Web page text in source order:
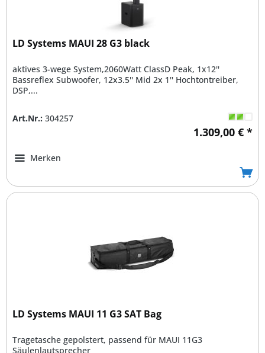
LD Systems MAUI 28 G3 black
aktives 3-wege System,2060Watt ClassD Peak, 1x12''
Bassreflex Subwoofer, 12x3.5'' Mid 2x 1'' Hochtontreiber,
DSP,...
Art.Nr.: 304257
1.309,00 € *
Merken
LD Systems MAUI 11 G3 SAT Bag
Tragetasche gepolstert, passend für MAUI 11G3
Säulenlautsprecher